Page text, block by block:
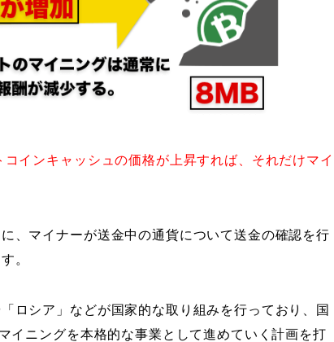
コインキャッシュの価格が上昇すれば、それだけマイ
、マイナーが送金中の通貨について送金の確認を行
。
ロシア」などが国家的な取り組みを行っており、国
イニングを本格的な事業として進めていく計画を打